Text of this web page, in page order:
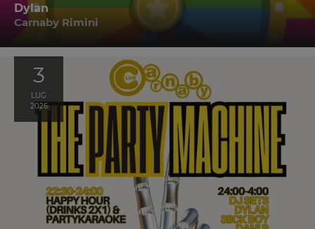
Dylan
Carnaby Rimini
3
LUG
2026